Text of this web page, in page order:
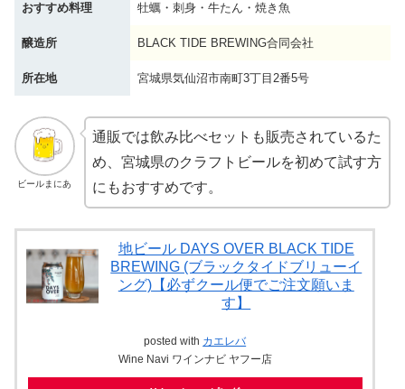
おすすめ料理 牡蠣・刺身・牛たん・焼き魚
醸造所 BLACK TIDE BREWING合同会社
所在地 宮城県気仙沼市南町3丁目2番5号
ビールまにあ
通販では飲み比べセットも販売されているた
め、宮城県のクラフトビールを初めて試す方
にもおすすめです。
地ビール DAYS OVER BLACK TIDE
BREWING (ブラックタイドブリューイ
ング)【必ずクール便でご注文願いま
す】
posted with カエレバ
Wine Navi ワインナビ ヤフー店